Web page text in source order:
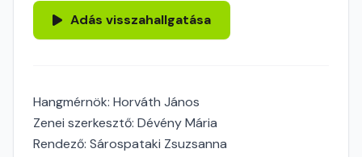
Adás visszahallgatása
Hangmérnök: Horváth János
Zenei szerkesztő: Dévény Mária
Rendező: Sárospataki Zsuzsanna